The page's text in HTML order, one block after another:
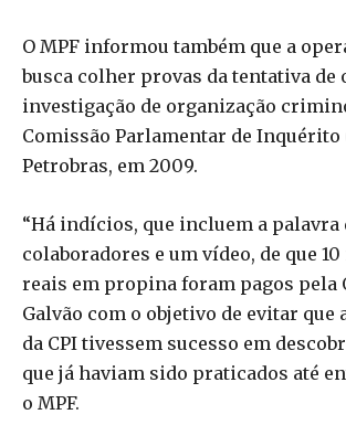
O MPF informou também que a
busca colher provas da tentativa de
investigação de organização
Comissão Parlamentar de Inquérito
Petrobras, em 2009.
“Há indícios, que incluem a palavra
colaboradores e um vídeo, de que
reais em propina foram pagos pela
Galvão com o objetivo de evitar que
da CPI tivessem sucesso em
que já haviam sido praticados até
o MPF.